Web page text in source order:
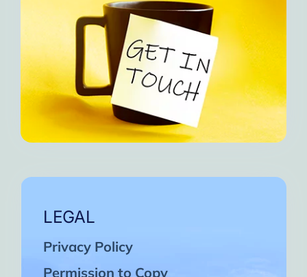
LEGAL
Privacy Policy
Permission to Copy